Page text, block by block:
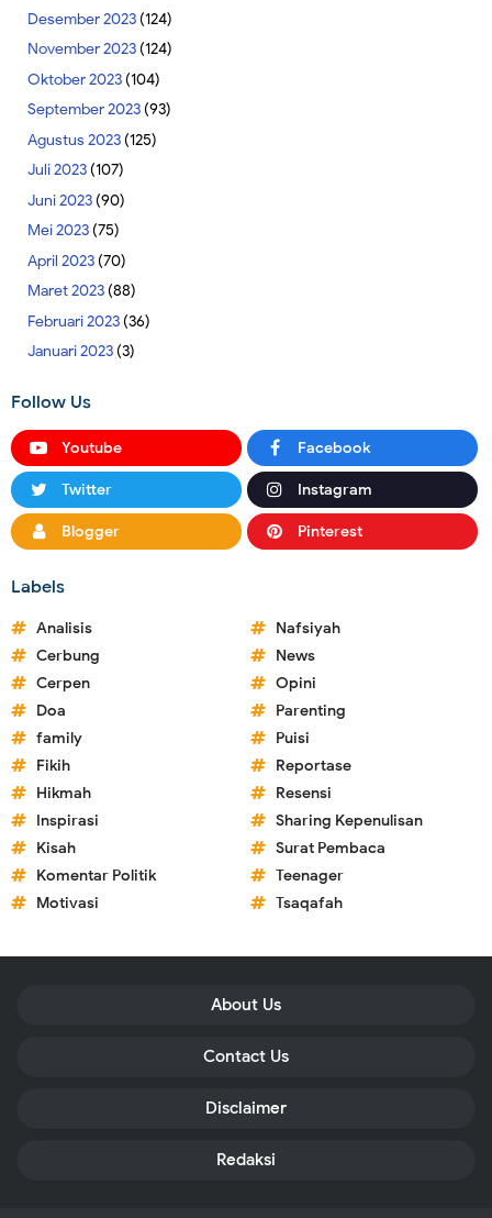
Desember 2023(124)
November 2023(124)
Oktober 2023(104)
September 2023(93)
Agustus 2023(125)
Juli 2023(107)
Juni 2023(90)
Mei 2023(75)
April 2023(70)
Maret 2023(88)
Februari 2023(36)
Januari 2023(3)
Follow Us
Youtube Facebook
Twitter Instagram
Blogger Pinterest
Labels
Analisis
Cerbung
Cerpen
Doa
family
Fikih
Hikmah
Inspirasi
Kisah
Komentar Politik
Motivasi
Nafsiyah
News
Opini
Parenting
Puisi
Reportase
Resensi
Sharing Kepenulisan
Surat Pembaca
Teenager
Tsaqafah
About Us
Contact Us
Disclaimer
Redaksi